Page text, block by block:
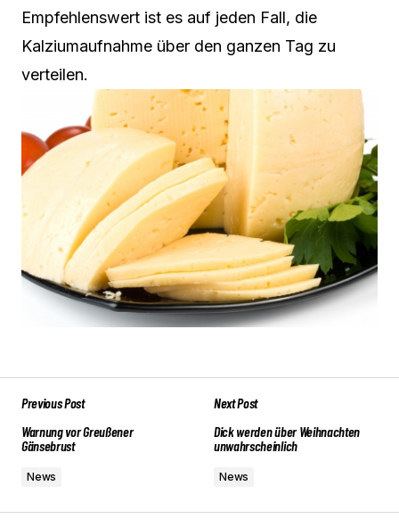
Empfehlenswert ist es auf jeden Fall, die
Kalziumaufnahme über den ganzen Tag zu
verteilen.
Previous Post
Warnung vor Greußener
Gänsebrust
News
Next Post
Dick werden über Weihnachten
unwahrscheinlich
News